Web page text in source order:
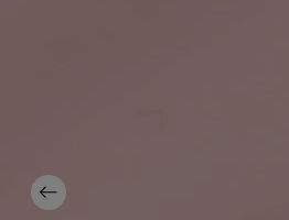
Previous